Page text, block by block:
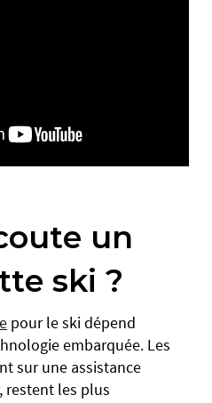
un
ski ?
pour le ski dépend
embarquée. Les
sur une assistance
restent les plus